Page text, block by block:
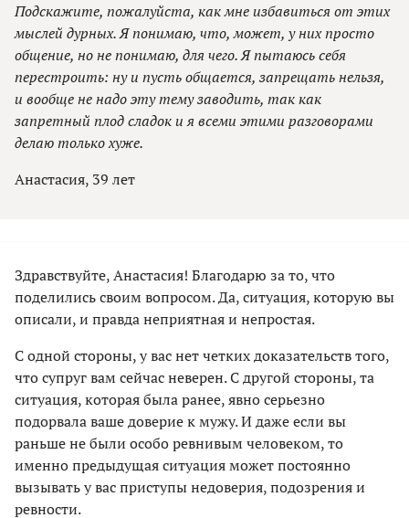
Подскажите, пожалуйста, как мне избавиться от этих
мыслей дурных. Я понимаю, что, может, у них просто
общение, но не понимаю, для чего. Я пытаюсь себя
перестроить: ну и пусть общается, запрещать нельзя,
и вообще не надо эту тему заводить, так как
запретный плод сладок и я всеми этими разговорами
делаю только хуже.
Анастасия, 39 лет
Здравствуйте, Анастасия! Благодарю за то, что
поделились своим вопросом. Да, ситуация, которую вы
описали, и правда неприятная и непростая.
С одной стороны, у вас нет четких доказательств того,
что супруг вам сейчас неверен. С другой стороны, та
ситуация, которая была ранее, явно серьезно
подорвала ваше доверие к мужу. И даже если вы
раньше не были особо ревнивым человеком, то
именно предыдущая ситуация может постоянно
вызывать у вас приступы недоверия, подозрения и
ревности.